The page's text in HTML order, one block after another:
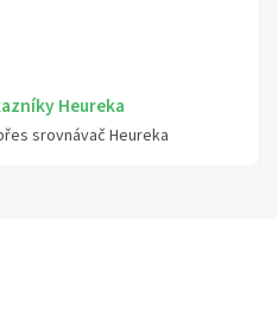
Heureka
srovnávač Heureka